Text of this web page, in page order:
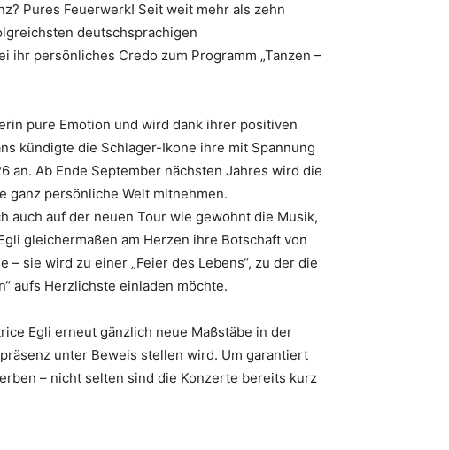
Pures Feuerwerk! Seit weit mehr als zehn
deutschsprachigen
ihr persönliches Credo zum Programm „Tanzen –
pure Emotion und wird dank ihrer positiven
kündigte die Schlager-Ikone ihre mit Spannung
an. Ab Ende September nächsten Jahres wird die
ganz persönliche Welt mitnehmen.
auch auf der neuen Tour wie gewohnt die Musik,
gleichermaßen am Herzen ihre Botschaft von
sie wird zu einer „Feier des Lebens“, zu der die
aufs Herzlichste einladen möchte.
Egli erneut gänzlich neue Maßstäbe in der
unter Beweis stellen wird. Um garantiert
– nicht selten sind die Konzerte bereits kurz